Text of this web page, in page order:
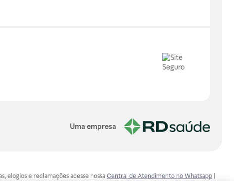
Uma empresa
elogios e reclamações acesse nossa Central de Atendimento no Whatsapp